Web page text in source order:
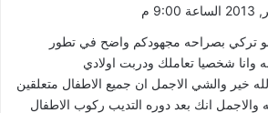
تركي بصراحه مجهودكم واضح في تطور
وانا شخصيا تعاملك ودربت اولادي
خير والشي الاجمل ان جميع الاطفال متعلقين
والاجمل انك بعد دوره التديب ركوب الاطفال